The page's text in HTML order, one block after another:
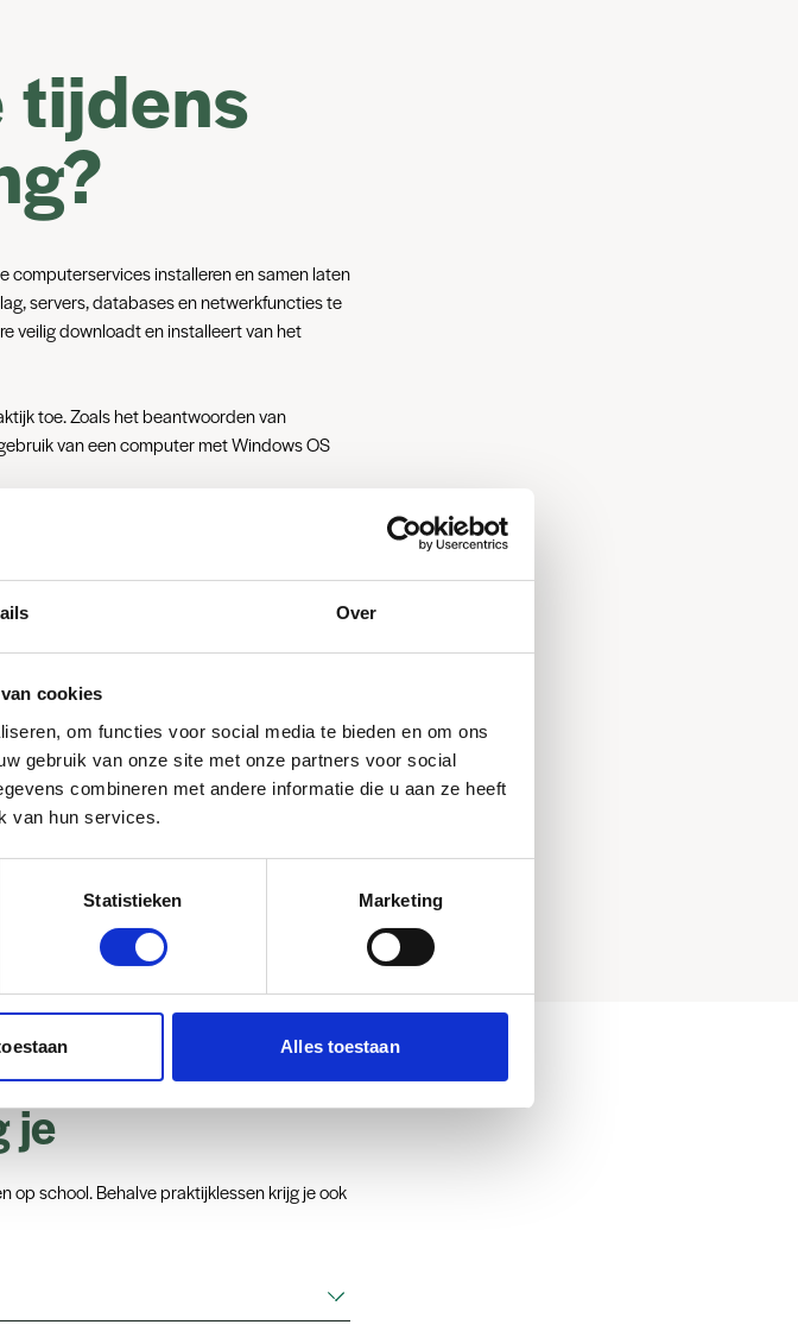
Over
cookies
om functies voor social media te bieden en om ons
gebruik van onze site met onze partners voor social
combineren met andere informatie die u aan ze heeft
van hun services.
Statistieken Marketing
Alles toestaan
tijdens
computerservices installeren en samen laten
servers, databases en netwerkfuncties te
veilig downloadt en installeert van het
toe. Zoals het beantwoorden van
van een computer met Windows OS
Dit niet (zo vaak)
Zelf elektrische draden aanleggen
Games ontwikkelen
je
op school. Behalve praktijklessen krijg je ook